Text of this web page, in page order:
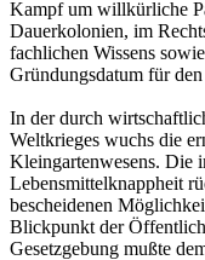
Kampf um willkürliche
Dauerkolonien, im
fachlichen Wissens
Gründungsdatum für
In der durch
Weltkrieges wuchs die
Kleingartenwesens. Die
Lebensmittelknappheit
bescheidenen
Blickpunkt der
Gesetzgebung mußte